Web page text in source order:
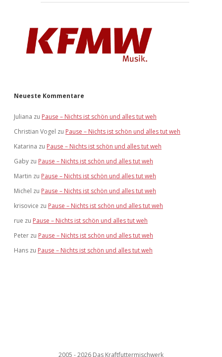
Neueste Kommentare
Juliana zu Pause – Nichts ist schön und alles tut weh
Christian Vogel zu Pause – Nichts ist schön und alles tut weh
Katarina zu Pause – Nichts ist schön und alles tut weh
Gaby zu Pause – Nichts ist schön und alles tut weh
Martin zu Pause – Nichts ist schön und alles tut weh
Michel zu Pause – Nichts ist schön und alles tut weh
krisovice zu Pause – Nichts ist schön und alles tut weh
rue zu Pause – Nichts ist schön und alles tut weh
Peter zu Pause – Nichts ist schön und alles tut weh
Hans zu Pause – Nichts ist schön und alles tut weh
2005 - 2026 Das Kraftfuttermischwerk